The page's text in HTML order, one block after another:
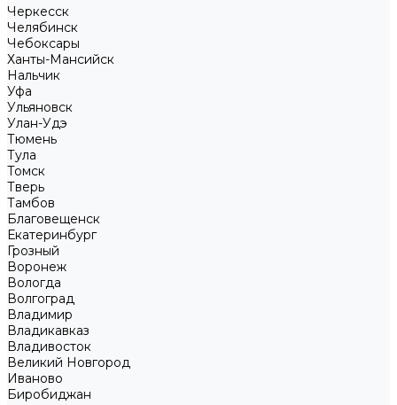
Черкесск
Челябинск
Чебоксары
Ханты-Мансийск
Нальчик
Уфа
Ульяновск
Улан-Удэ
Тюмень
Тула
Томск
Тверь
Тамбов
Благовещенск
Екатеринбург
Грозный
Воронеж
Вологда
Волгоград
Владимир
Владикавказ
Владивосток
Великий Новгород
Иваново
Биробиджан